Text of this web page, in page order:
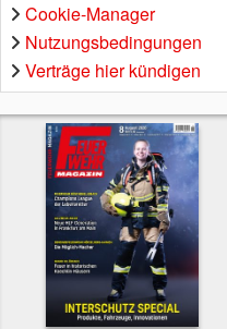
Cookie-Manager
Nutzungsbedingungen
Verträge hier kündigen